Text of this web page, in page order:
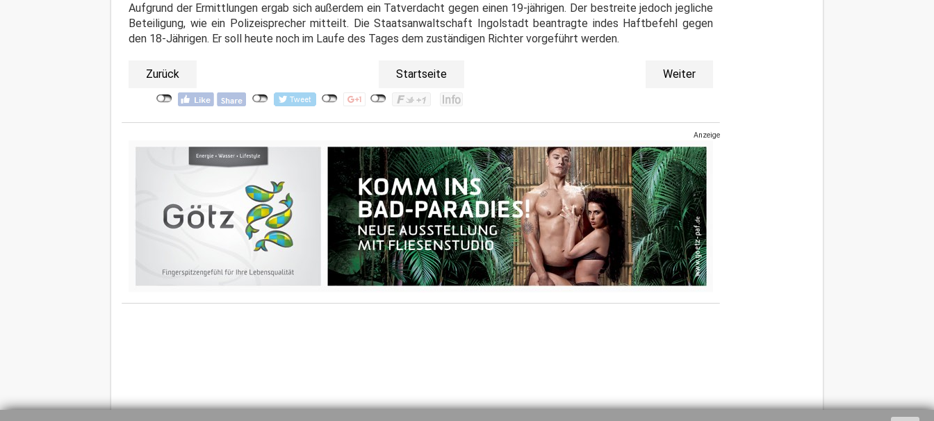
Aufgrund der Ermittlungen ergab sich außerdem ein Tatverdacht gegen einen 19-jährigen. Der bestreite jedoch jegliche
Beteiligung, wie ein Polizeisprecher mitteilt. Die Staatsanwaltschaft Ingolstadt beantragte indes Haftbefehl gegen
den 18-Jährigen. Er soll heute noch im Laufe des Tages dem zuständigen Richter vorgeführt werden.
Zurück Startseite Weiter
Anzeige